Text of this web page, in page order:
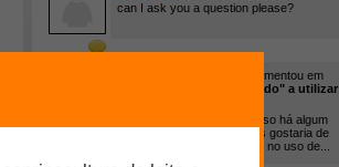
can I ask you a question please?
comentou em
"Você está sendo "obrigado" a utilizar
Em minha propriedade, já uso há algum
tempo cana com ureia, mas gostaria de
um melhor aprofundamento no uso de...